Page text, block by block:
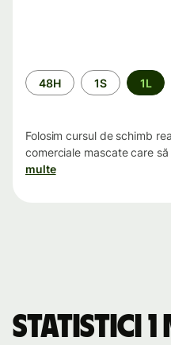
Perioada
48H 1S 1L
Folosim cursul de schimb
comerciale mascate care
multe
Statistici 1